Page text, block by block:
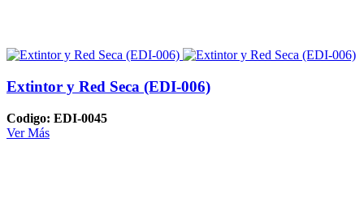
Extintor y Red Seca (EDI-006)
Codigo: EDI-0045
Ver Más